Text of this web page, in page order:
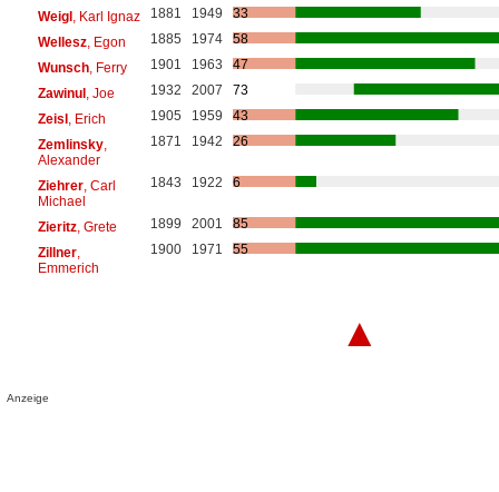
Weigl, Karl Ignaz 1881 1949
33
Wellesz, Egon 1885 1974
58
Wunsch, Ferry 1901 1963
47
Zawinul, Joe 1932 2007
73
Zeisl, Erich 1905 1959
43
Zemlinsky,
Alexander
1871 1942 26
Ziehrer, Carl
Michael
1843 1922 6
Zieritz, Grete 1899 2001
85
Zillner,
Emmerich
1900 1971 55
▲
Anzeige